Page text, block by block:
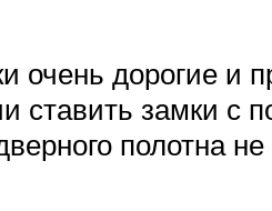
очень дорогие и
ставить замки с
полотна